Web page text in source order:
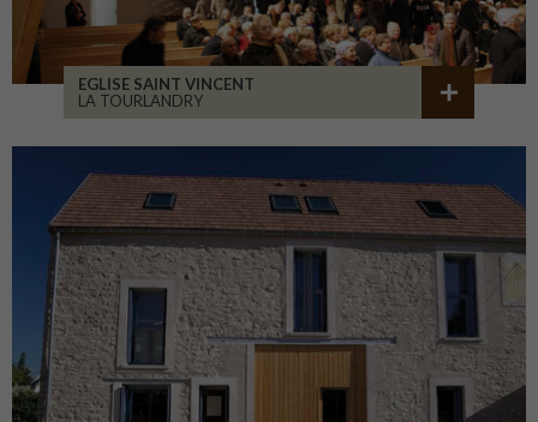
EGLISE SAINT VINCENT
LA TOURLANDRY